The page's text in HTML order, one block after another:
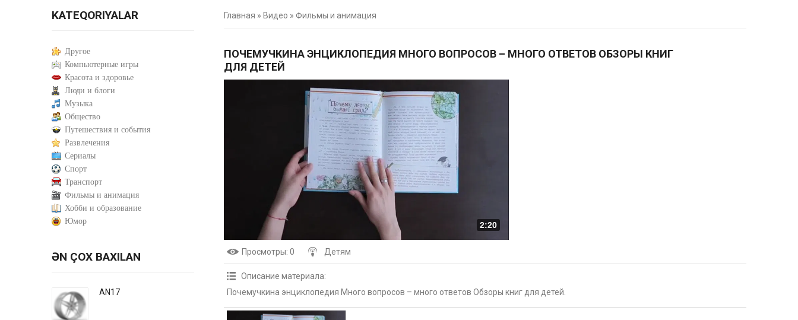
Главная » Видео » Фильмы и анимация
ПОЧЕМУЧКИНА ЭНЦИКЛОПЕДИЯ МНОГО ВОПРОСОВ – МНОГО ОТВЕТОВ ОБЗОРЫ КНИГ
ДЛЯ ДЕТЕЙ
2:20
Просмотры: 0 Детям
Описание материала:
Почемучкина энциклопедия Много вопросов – много ответов Обзоры книг для детей.
KATEQORIYALAR
Другое
Компьютерные игры
Красота и здоровье
Люди и блоги
Музыка
Общество
Путешествия и события
Развлечения
Сериалы
Спорт
Транспорт
Фильмы и анимация
Хобби и образование
Юмор
ƏN ÇOX BAXILAN
AN17